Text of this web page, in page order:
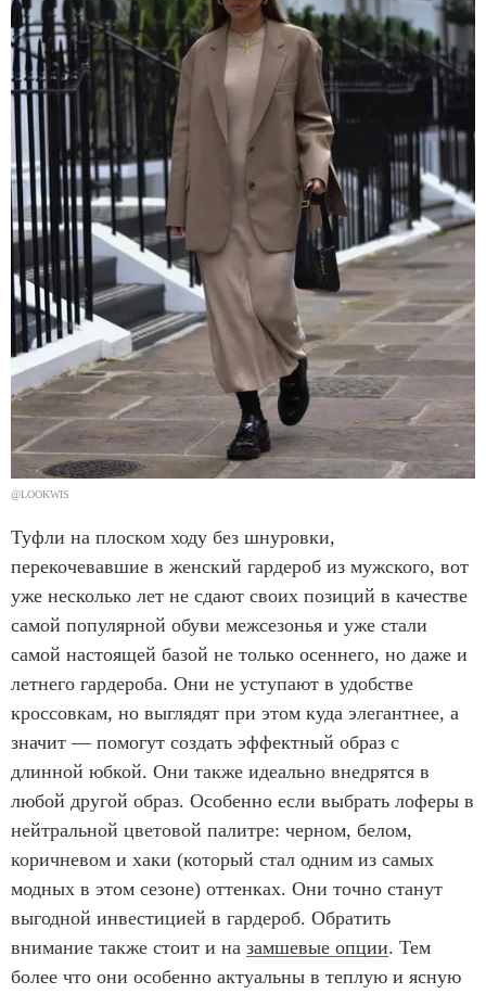
@LOOKWIS
Туфли на плоском ходу без шнуровки,
перекочевавшие в женский гардероб из мужского, вот
уже несколько лет не сдают своих позиций в качестве
самой популярной обуви межсезонья и уже стали
самой настоящей базой не только осеннего, но даже и
летнего гардероба. Они не уступают в удобстве
кроссовкам, но выглядят при этом куда элегантнее, а
значит — помогут создать эффектный образ с
длинной юбкой. Они также идеально внедрятся в
любой другой образ. Особенно если выбрать лоферы в
нейтральной цветовой палитре: черном, белом,
коричневом и хаки (который стал одним из самых
модных в этом сезоне) оттенках. Они точно станут
выгодной инвестицией в гардероб. Обратить
внимание также стоит и на замшевые опции. Тем
более что они особенно актуальны в теплую и ясную